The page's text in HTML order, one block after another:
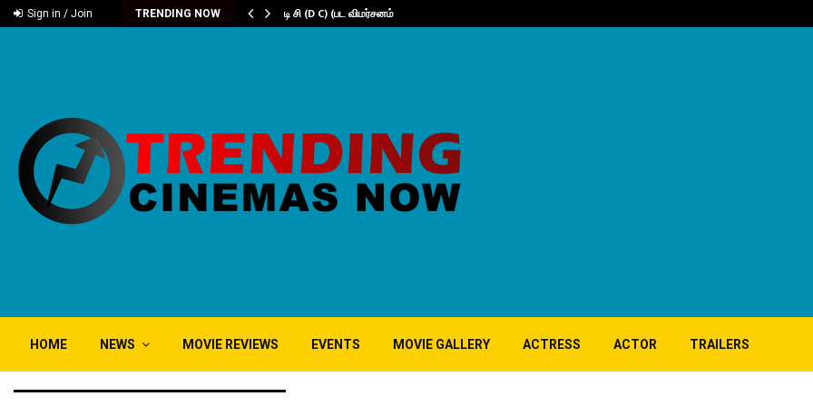
Sign in / Join TRENDING NOW
‘கரிகாலா’ டி சி (D C) (பட விமர்சனம்
HOME NEWS MOVIE REVIEWS EVENTS MOVIE GALLERY ACTRESS ACTOR TRAILERS